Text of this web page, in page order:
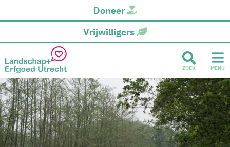
Doneer
Vrijwilligers
ZOEK MENU